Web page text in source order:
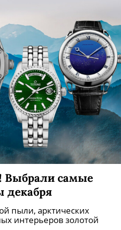
Выбрали самые
декабря
пыли, арктических
интерьеров золотой